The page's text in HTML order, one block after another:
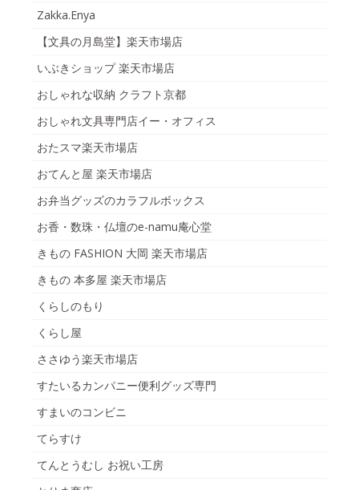
Zakka.Enya
【文具の月島堂】楽天市場店
いぶきショップ 楽天市場店
おしゃれな収納 クラフト京都
おしゃれ文具専門店イー・オフィス
おたスマ楽天市場店
おてんと屋 楽天市場店
お弁当グッズのカラフルボックス
お香・数珠・仏壇のe-namu庵心堂
きもの FASHION 大岡 楽天市場店
きもの 本多屋 楽天市場店
くらしのもり
くらし屋
ささゆう楽天市場店
すたいるカンパニー便利グッズ専門
すまいのコンビニ
てらすけ
てんとうむし お祝い工房